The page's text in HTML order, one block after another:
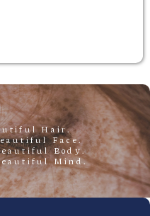
.Have beautiful Hair
.Have a beautiful Face
.Have a Beautiful Body
.Have a Beautiful Mind